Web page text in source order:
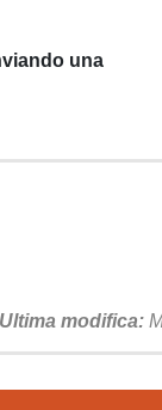
una
Ultima modifica